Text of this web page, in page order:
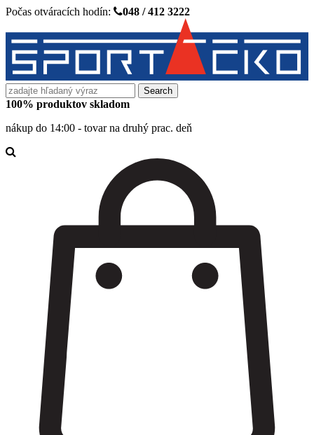
Počas otváracích hodín: 048 / 412 3222
Search
for:
100% produktov skladom
nákup do 14:00 - tovar na druhý prac. deň